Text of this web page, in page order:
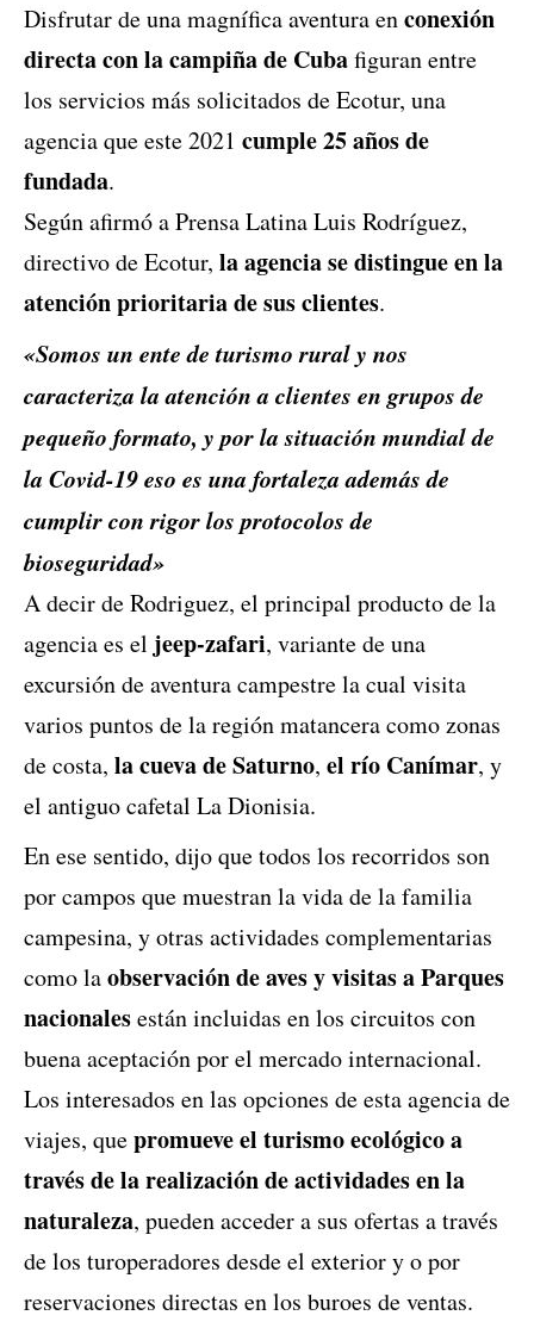
Disfrutar de una magnífica aventura enconexión
directa con la campiña de Cubafiguran entre
los servicios más solicitados de Ecotur, una
agencia que este 2021 cumple 25 años de
fundada.
Según afirmó a Prensa Latina Luis Rodríguez,
directivo de Ecotur, la agencia se distingue en la
atención prioritaria de sus clientes.
«Somos un ente de turismo rural y nos
caracteriza la atención a clientes en grupos de
pequeño formato, y por la situación mundial de
la Covid-19 eso es una fortaleza además de
cumplir con rigor los protocolos de
bioseguridad»
A decir de Rodriguez, el principal producto de la
agencia es el jeep-zafari, variante de una
excursión de aventura campestre la cual visita
varios puntos de la región matancera como zonas
de costa, la cueva de Saturno, el río Canímar, y
el antiguo cafetal La Dionisia.
En ese sentido, dijo que todos los recorridos son
por campos que muestran la vida de la familia
campesina, y otras actividades complementarias
como laobservación de aves y visitas a Parques
nacionalesestán incluidas en los circuitos con
buena aceptación por el mercado internacional.
Los interesados en las opciones de esta agencia de
viajes, quepromueve el turismo ecológico a
través de la realización de actividades en la
naturaleza, pueden acceder a sus ofertas a través
de los turoperadores desde el exterior y o por
reservaciones directas en los buroes de ventas.